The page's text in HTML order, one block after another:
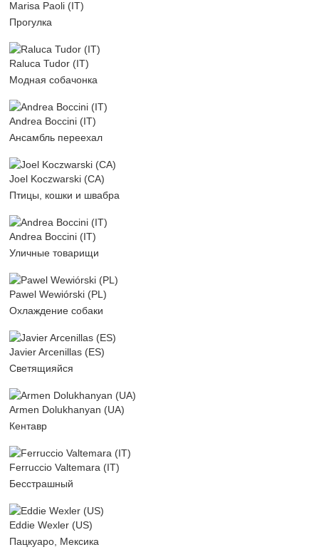
Marisa Paoli (IT)
Прогулка
Raluca Tudor (IT)
Модная собачонка
Andrea Boccini (IT)
Ансамбль переехал
Joel Koczwarski (CA)
Птицы, кошки и швабра
Andrea Boccini (IT)
Уличные товарищи
Pawel Wewiórski (PL)
Охлаждение собаки
Javier Arcenillas (ES)
Светящияйся
Armen Dolukhanyan (UA)
Кентавр
Ferruccio Valtemara (IT)
Бесстрашный
Eddie Wexler (US)
Пацкуаро, Мексика